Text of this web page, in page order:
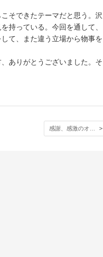
そできたテーマだと思う。沢
持っている。今回を通して、
て、また違う立場から物事を
ありがとうございました。そ
感謝、感激のオープンデイ